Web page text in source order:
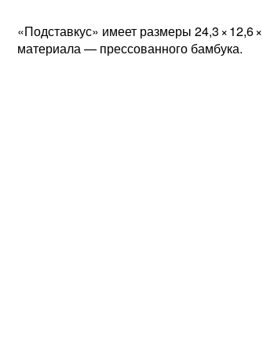
«Подставкус» имеет размеры 24,3 ×12,6×
материала — прессованного бамбука.